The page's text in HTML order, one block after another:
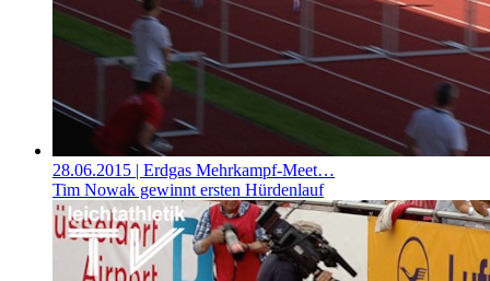
28.06.2015 | Erdgas Mehrkampf-Meet…
Tim Nowak gewinnt ersten Hürdenlauf